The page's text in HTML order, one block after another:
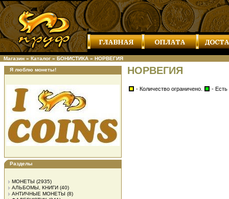
Магазин » Каталог » БОНИСТИКА » НОРВЕГИЯ
Я люблю монеты!
Разделы
МОНЕТЫ (2935)
АЛЬБОМЫ, КНИГИ (40)
АНТИЧНЫЕ МОНЕТЫ (8)
НОРВЕГИЯ
- Количество ограничено. - Есть